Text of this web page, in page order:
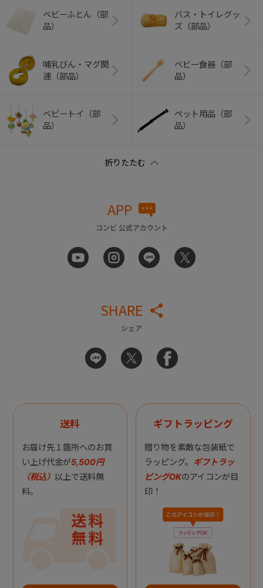
ベビーふとん（部
品）
バス・トイレグッ
ズ（部品）
哺乳びん・マグ関
連（部品）
ベビー食器（部
品）
ベビートイ（部
品）
ペット用品（部
品）
APP
コンビ 公式アカウント
SHARE
シェア
送料
お届け先１箇所へのお買
い上げ代金が5,500円
（税込） 以上で送料無
料。
ギフトラッピング
贈り物を素敵な包装紙で
ラッピング。 ギフトラッ
ピングOKのアイコンが目
印！